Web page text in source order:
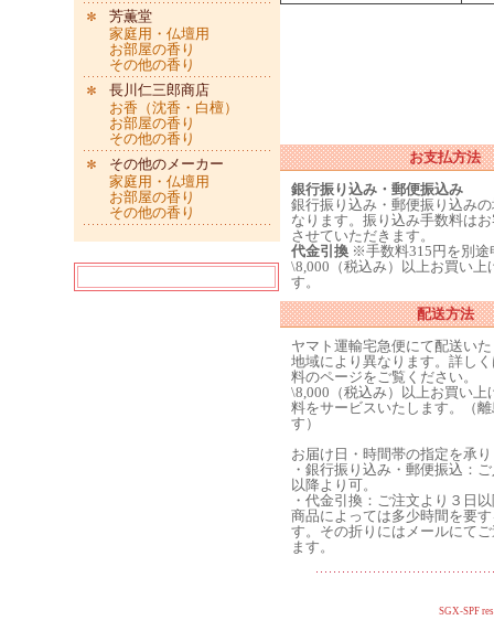
芳薫堂
家庭用・仏壇用
お部屋の香り
その他の香り
長川仁三郎商店
お香（沈香・白檀）
お部屋の香り
その他の香り
その他のメーカー
家庭用・仏壇用
お部屋の香り
その他の香り
お支払方法
銀行振り込み・郵便振込み
銀行振り込み・郵便振り込み
なります。振り込み手数料は
させていただきます。
代金引換※手数料315円を別途
\8,000（税込み）以上お買い上
す。
配送方法
ヤマト運輸宅急便にて配送い
地域により異なります。詳し
料のページをご覧ください。
\8,000（税込み）以上お買い上
料をサービスいたします。（
す）
お届け日・時間帯の指定を承
・銀行振り込み・郵便振込：
以降より可。
・代金引換：ご注文より３日
商品によっては多少時間を要
す。その折りにはメールにて
ます。
SGX-SPF